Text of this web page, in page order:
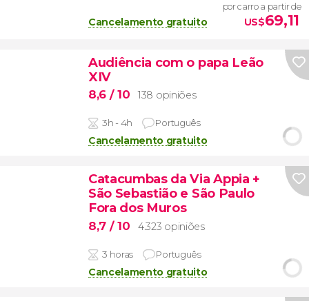
Cancelamento gratuito
por carro a partir de
US$69,11
Audiência com o papa Leão
XIV
8,6 / 10 138 opiniões
3h - 4h Português
Cancelamento gratuito
Catacumbas da Via Appia +
São Sebastião e São Paulo
Fora dos Muros
8,7 / 10 4.323 opiniões
3 horas Português
Cancelamento gratuito